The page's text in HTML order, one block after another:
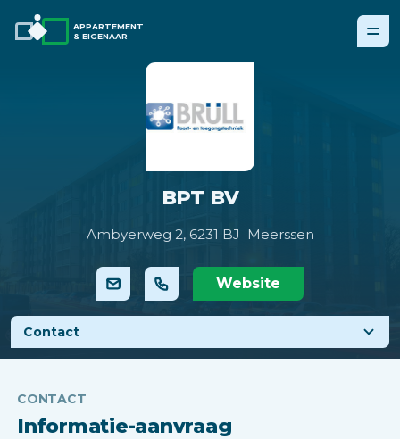
APPARTEMENT
& EIGENAAR
BPT BV
Ambyerweg 2, 6231 BJ Meerssen
Website
Contact
CONTACT
Informatie-aanvraag